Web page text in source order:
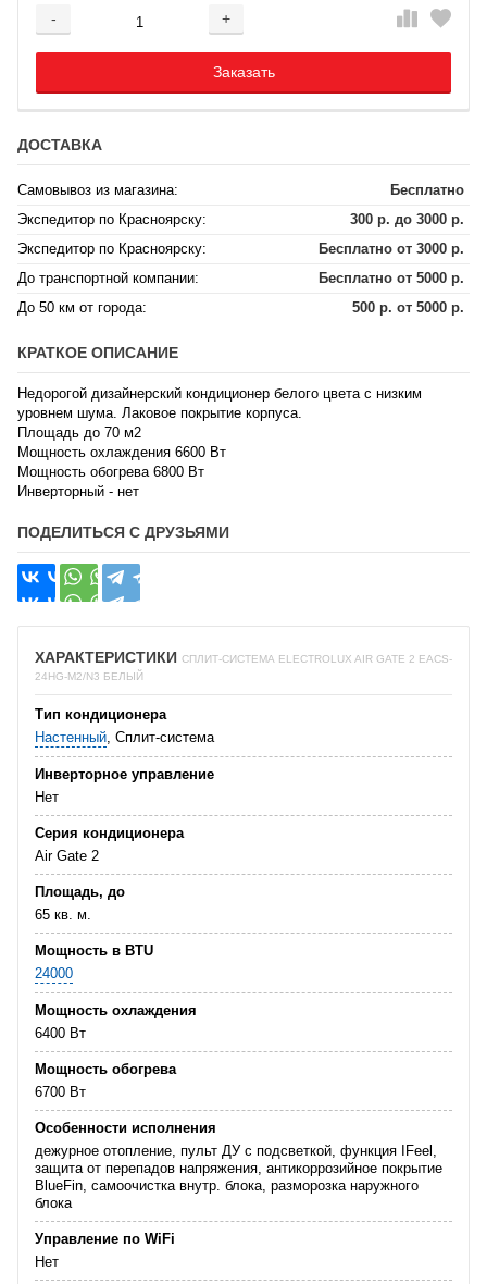
- +
Добавляется...
Заказать
Добавлен
ДОСТАВКА
Самовывоз из магазина:
Бесплатно
Экспедитор по Красноярску:
300 р. до 3000 р.
Экспедитор по Красноярску:
Бесплатно от 3000 р.
До транспортной компании:
Бесплатно от 5000 р.
До 50 км от города:
500 р. от 5000 р.
КРАТКОЕ ОПИСАНИЕ
Недорогой дизайнерский кондиционер белого цвета с низким
уровнем шума. Лаковое покрытие корпуса.
Площадь до 70 м2
Мощность охлаждения 6600 Вт
Мощность обогрева 6800 Вт
Инверторный - нет
ПОДЕЛИТЬСЯ С ДРУЗЬЯМИ
ХАРАКТЕРИСТИКИ СПЛИТ-СИСТЕМА ELECTROLUX AIR GATE 2 EACS-
24HG-M2/N3 БЕЛЫЙ
Тип кондиционера
Настенный, Сплит-система
Инверторное управление
Нет
Серия кондиционера
Air Gate 2
Площадь, до
65 кв. м.
Мощность в BTU
24000
Мощность охлаждения
6400 Вт
Мощность обогрева
6700 Вт
Особенности исполнения
дежурное отопление, пульт ДУ с подсветкой, функция IFeel,
защита от перепадов напряжения, антикоррозийное покрытие
BlueFin, самоочистка внутр. блока, разморозка наружного
блока
Управление по WiFi
Нет